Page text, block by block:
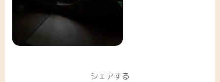
シェアする